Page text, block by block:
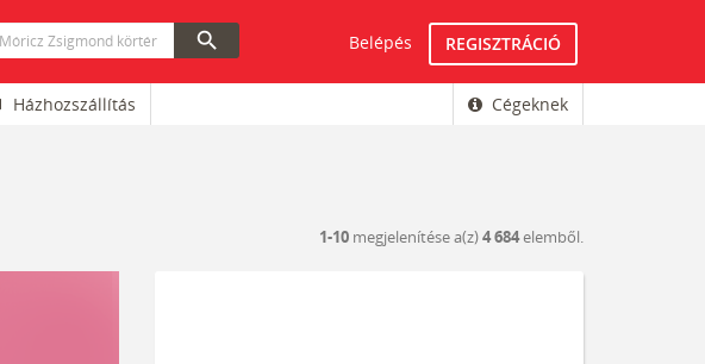
search Belépés REGISZTRÁCIÓ
Házhozszállítás Cégeknek
1-10 megjelenítése a(z)4 684elemből.